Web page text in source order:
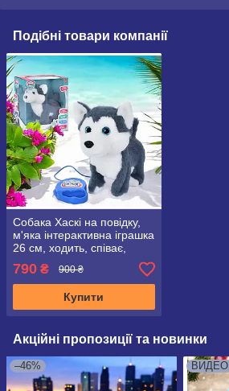
Подібні товари компанії
Собака Хаскі на повідку,
м'яка інтерактивна іграшка
26 см, ходить, співає,
UA
790 ₴ 900 ₴
Купити
Акційні пропозиції та новинки
–46% ВИДЕО